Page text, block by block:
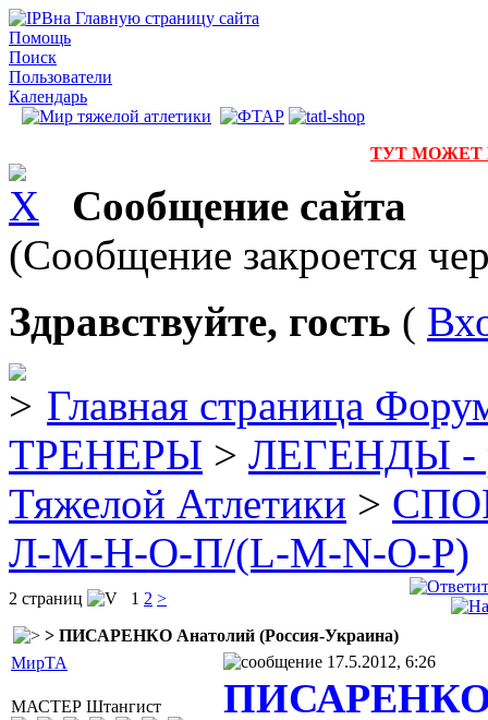
на Главную страницу сайта
Помощь
Поиск
Пользователи
Календарь
ТУТ МОЖЕТ
Сообщение сайта
(Сообщение закроется
Здравствуйте, гость (
Главная страница
ТРЕНЕРЫ > ЛЕГЕНДЫ -
Тяжелой Атлетики >
Л-М-Н-О-П/(L-M-N-O-P)
2 страниц 1 2 >
> ПИСАРЕНКО Анатолий (Россия-Украина)
МирТА
17.5.2012, 6:26
МАСТЕР Штангист ПИСАРЕНКО